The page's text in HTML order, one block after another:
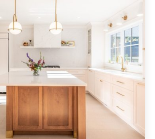
von
Immofragen Sankt Pölten Stadt / Land